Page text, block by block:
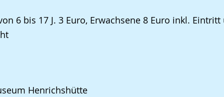
6 bis 17 J. 3 Euro, Erwachsene 8 Euro inkl. Eintritt
Henrichshütte